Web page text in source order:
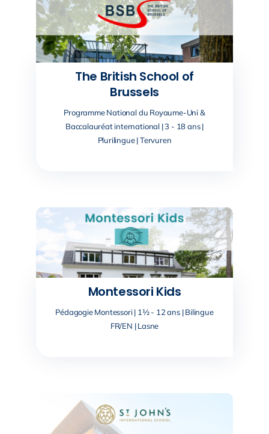
The British School of
Brussels
Programme National du Royaume-Uni &
Baccalauréat international | 3 - 18 ans |
Plurilingue | Tervuren
Montessori Kids
Pédagogie Montessori | 1½ - 12 ans | Bilingue
FR/EN | Lasne